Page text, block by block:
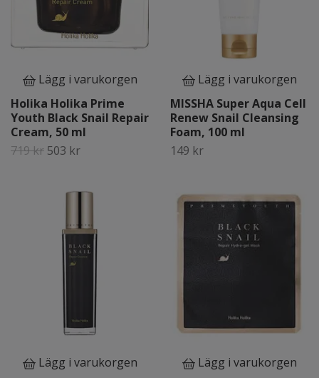
Lägg i varukorgen
Holika Holika Prime
Youth Black Snail Repair
Cream, 50 ml
719 kr 503 kr
Lägg i varukorgen
MISSHA Super Aqua Cell
Renew Snail Cleansing
Foam, 100 ml
149 kr
Lägg i varukorgen
Lägg i varukorgen